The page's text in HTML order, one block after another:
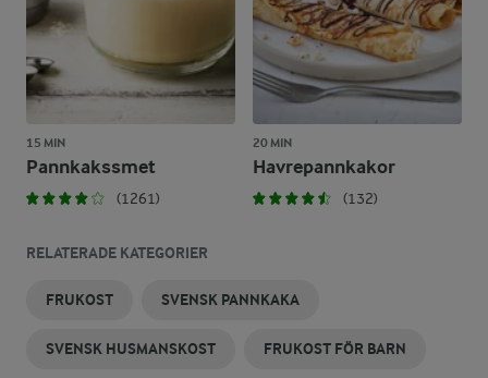
15 MIN
Pannkakssmet
(1261)
20 MIN
Havrepannkakor
(132)
RELATERADE KATEGORIER
FRUKOST SVENSK PANNKAKA
SVENSK HUSMANSKOST FRUKOST FÖR BARN